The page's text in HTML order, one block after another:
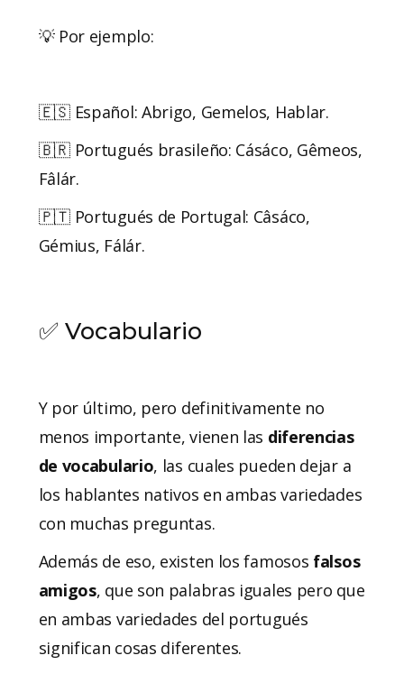
💡 Por ejemplo:
🇪🇸 Español: Abrigo, Gemelos, Hablar.
🇧🇷 Portugués brasileño: Cásáco, Gêmeos,
Fâlár.
🇵🇹 Portugués de Portugal: Câsáco,
Gémius, Fálár.
✅ Vocabulario
Y por último, pero definitivamente no
menos importante, vienen las diferencias
de vocabulario, las cuales pueden dejar a
los hablantes nativos en ambas variedades
con muchas preguntas.
Además de eso, existen los famosos falsos
amigos, que son palabras iguales pero que
en ambas variedades del portugués
significan cosas diferentes.